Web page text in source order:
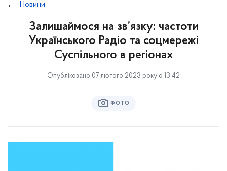
Новини
Залишаймося на зв’язку: частоти
Українського Радіо та соцмережі
Суспільного в регіонах
Опубліковано 07 лютого 2023 року о 13:42
ФОТО